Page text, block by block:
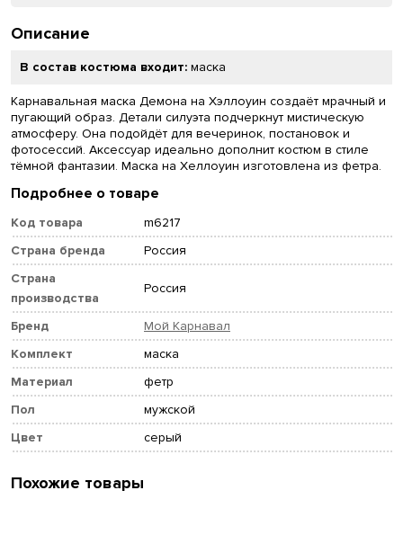
Описание
В состав костюма входит: маска
Карнавальная маска Демона на Хэллоуин создаёт мрачный и
пугающий образ. Детали силуэта подчеркнут мистическую
атмосферу. Она подойдёт для вечеринок, постановок и
фотосессий. Аксессуар идеально дополнит костюм в стиле
тёмной фантазии. Маска на Хеллоуин изготовлена из фетра.
Подробнее о товаре
Код товара
m6217
Страна бренда
Россия
Страна
производства
Россия
Бренд
Мой Карнавал
Комплект
маска
Материал
фетр
Пол
мужской
Цвет
серый
Похожие товары